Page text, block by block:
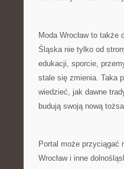
Moda Wrocław to
Śląska nie tylko od
edukacji, sporcie,
stale się zmienia. Taka
wiedzieć, jak dawne
budują swoją nową
Portal może przyciągać
Wrocław i inne